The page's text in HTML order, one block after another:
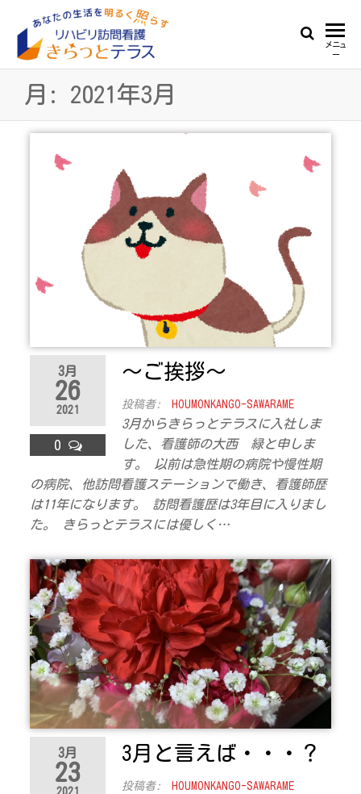
the
ハ
リ
問
看
護
っ
と
テ
ラ
ス
活
る
く
照
ら
メニュ
ー
月: 2021年3月
3月
26
2021
0
～ご挨拶～
投稿者: HOUMONKANGO-SAWARAME
3月からきらっとテラスに入社しま
した、看護師の大西 緑と申しま
す。 以前は急性期の病院や慢性期
の病院、他訪問看護ステーションで働き、看護師歴
は11年になります。 訪問看護歴は3年目に入りまし
た。 きらっとテラスには優しく…
3月
23
2021
3月と言えば・・・？
投稿者: HOUMONKANGO-SAWARAME